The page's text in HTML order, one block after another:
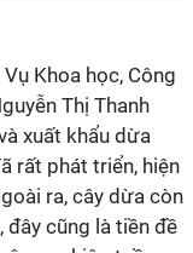
Khoa học, Công
Thị Thanh
xuất khẩu dừa
rất phát triển, hiện
ra, cây dừa còn
đây cũng là tiền đề